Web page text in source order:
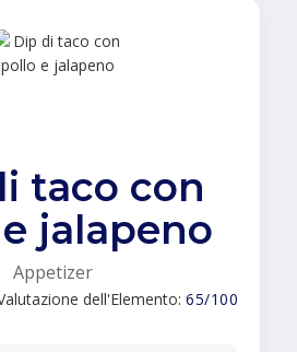
taco con
jalapeno
Appetizer
dell'Elemento: 65/100